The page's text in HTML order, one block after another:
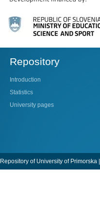
Repository
Introduction
Statistics
University pages
Repository of University of Primorska |